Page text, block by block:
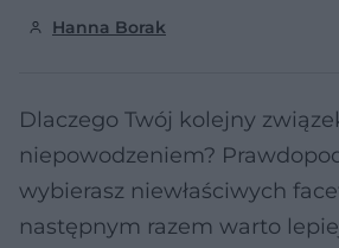
Hanna Borak
Dlaczego Twój kolejny
niepowodzeniem?
wybierasz niewłaściwych
następnym razem warto